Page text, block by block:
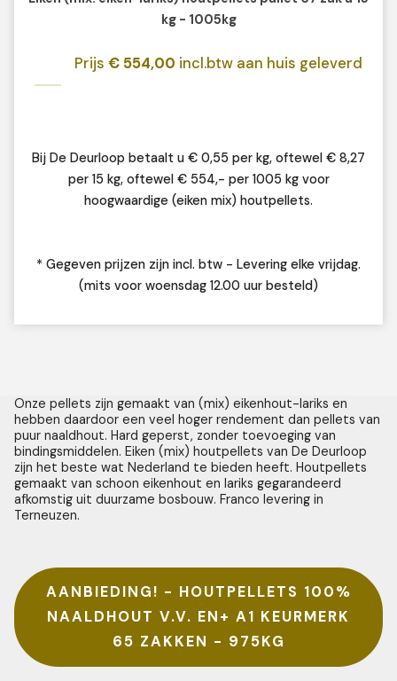
kg - 1005kg
Prijs € 554,00 incl.btw aan huis geleverd
Bij De Deurloop betaalt u € 0,55 per kg, oftewel € 8,27
per 15 kg, oftewel € 554,- per 1005 kg voor
hoogwaardige (eiken mix) houtpellets.
* Gegeven prijzen zijn incl. btw - Levering elke vrijdag.
(mits voor woensdag 12.00 uur besteld)
Onze pellets zijn gemaakt van (mix) eikenhout-lariks en
hebben daardoor een veel hoger rendement dan pellets van
puur naaldhout. Hard geperst, zonder toevoeging van
bindingsmiddelen. Eiken (mix) houtpellets van De Deurloop
zijn het beste wat Nederland te bieden heeft. Houtpellets
gemaakt van schoon eikenhout en lariks gegarandeerd
afkomstig uit duurzame bosbouw. Franco levering in
Terneuzen.
AANBIEDING! - HOUTPELLETS 100%
NAALDHOUT V.V. EN+ A1 KEURMERK
65 ZAKKEN - 975KG